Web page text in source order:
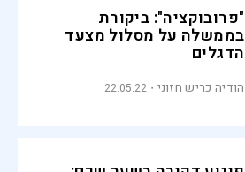
"פרובוקציה": ביקורת
בממשלה על מסלול מצעד
הדגלים
הודיה כריש חזוני 22.05.22